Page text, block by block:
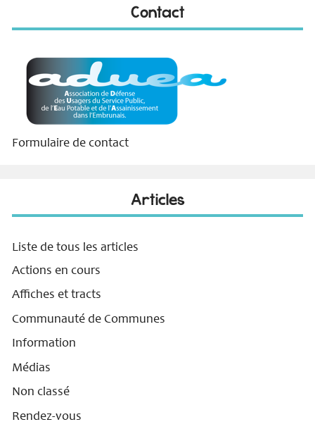
Contact
Formulaire de contact
Articles
Liste de tous les articles
Actions en cours
Affiches et tracts
Communauté de Communes
Information
Médias
Non classé
Rendez-vous